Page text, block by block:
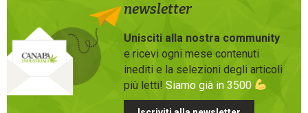
newsletter
Unisciti alla nostra community
e ricevi ogni mese contenuti
inediti e la selezioni degli articoli
più letti! Siamo già in 3500